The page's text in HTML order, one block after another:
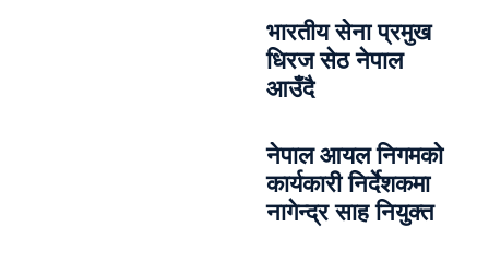
भारतीय सेना प्रमुख
धिरज सेठ नेपाल
आउँदै
नेपाल आयल निगमको
कार्यकारी निर्देशकमा
नागेन्द्र साह नियुक्त